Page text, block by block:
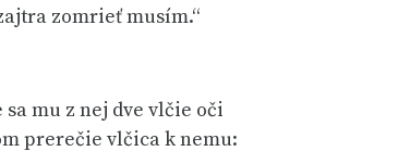
zomrieť musím.“
mu z nej dve vlčie oči
prerečie vlčica k nemu: